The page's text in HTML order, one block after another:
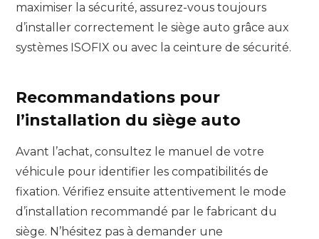
maximiser la sécurité, assurez-vous toujours
d’installer correctement le siège auto grâce aux
systèmes ISOFIX ou avec la ceinture de sécurité.
Recommandations pour
l’installation du siège auto
Avant l’achat, consultez le manuel de votre
véhicule pour identifier les compatibilités de
fixation. Vérifiez ensuite attentivement le mode
d’installation recommandé par le fabricant du
siège. N’hésitez pas à demander une